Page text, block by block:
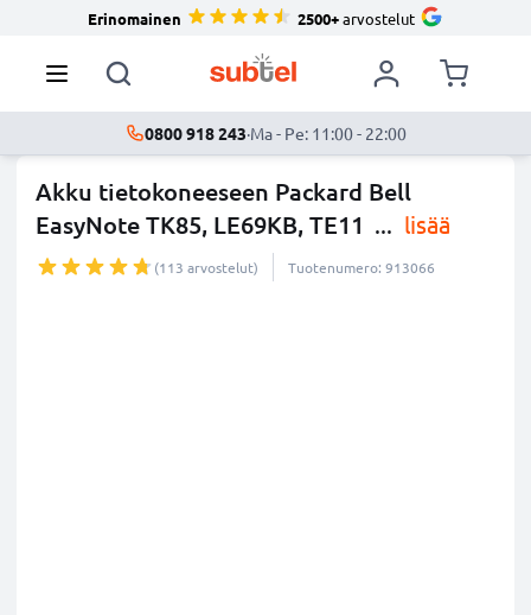
Erinomainen 2500+arvostelut
0800 918 243·Ma - Pe: 11:00 - 22:00
Akku tietokoneeseen Packard Bell
EasyNote TK85, LE69KB, TE11 ... lisää
(113 arvostelut) Tuotenumero: 913066